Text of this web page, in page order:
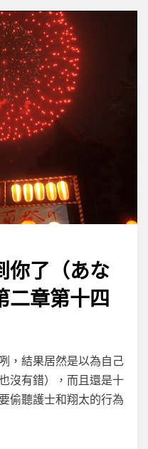
了（あな
二章第十四
，結果居然是以為自己
沒有錯），而且還是十
偷聽護士和翔太的行為